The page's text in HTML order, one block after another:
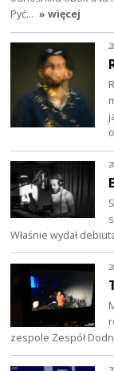
Pyć… » więcej
Właśnie wydał
zespole Zespół